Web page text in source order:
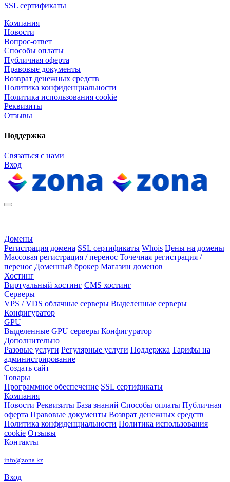
SSL сертификаты
Компания
Новости
Вопрос-ответ
Способы оплаты
Публичная оферта
Правовые документы
Возврат денежных средств
Политика конфиденциальности
Политика использования cookie
Реквизиты
Отзывы
Поддержка
Связаться с нами
Вход
Домены
Регистрация домена SSL сертификаты Whois Цены на домены
Массовая регистрация / перенос Точечная регистрация /
перенос Доменный брокер Магазин доменов
Хостинг
Виртуальный хостинг CMS хостинг
Серверы
VPS / VDS облачные серверы Выделенные серверы
Конфигуратор
GPU
Выделенные GPU серверы Конфигуратор
Дополнительно
Разовые услуги Регулярные услуги Поддержка Тарифы на
администрирование
Создать сайт
Товары
Программное обеспечение SSL сертификаты
Компания
Новости Реквизиты База знаний Способы оплаты Публичная
оферта Правовые документы Возврат денежных средств
Политика конфиденциальности Политика использования
cookie Отзывы
Контакты
info@zona.kz
Вход